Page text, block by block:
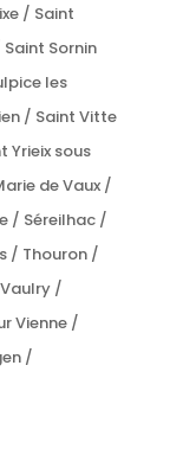
/ Saint
Sornin
les
/ Saint Vitte
Yrieix sous
de Vaux /
/ Séreilhac /
/ Thouron /
/
Vienne /
/